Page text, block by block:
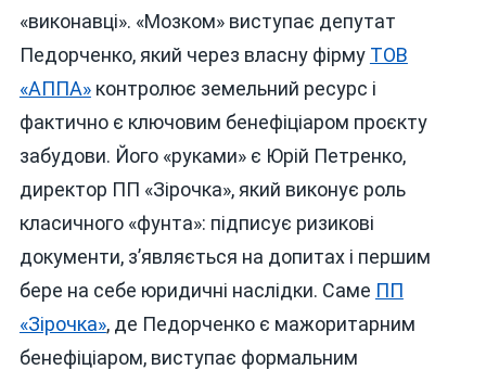
«виконавці». «Мозком» виступає депутат
Педорченко, який через власну фірму ТОВ
«АППА»контролює земельний ресурс і
фактично є ключовим бенефіціаром проєкту
забудови. Його «руками» є Юрій Петренко,
директор ПП «Зірочка», який виконує роль
класичного «фунта»: підписує ризикові
документи, з’являється на допитах і першим
бере на себе юридичні наслідки. Саме ПП
«Зірочка», де Педорченко є мажоритарним
бенефіціаром, виступає формальним